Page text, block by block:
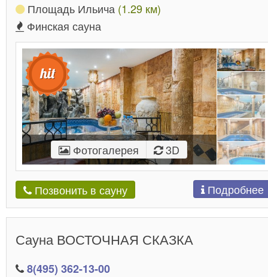
Площадь Ильича (1.29 км)
Финская сауна
Фотогалерея 3D
Позвонить в сауну Подробнее
Сауна ВОСТОЧНАЯ СКАЗКА
8(495) 362-13-00